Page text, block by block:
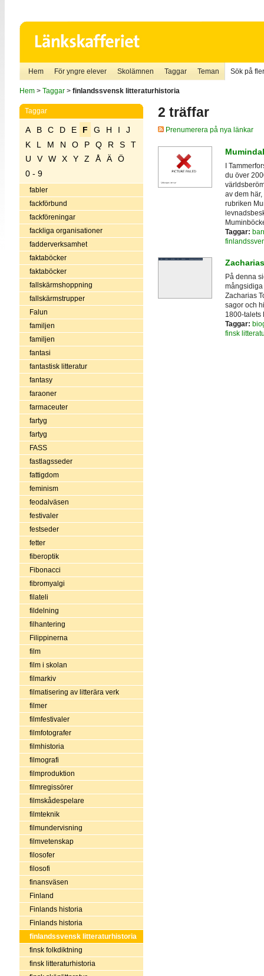
Hem För yngre elever Skolämnen Taggar Teman Sök på
Hem> Taggar> finlandssvensk litteraturhistoria
Taggar
A B C D E F G H I
J
K
L M N O P Q R S
T
U
V W X Y Z Å Ä
Ö
0 - 9
fabler
fackförbund
fackföreningar
fackliga organisationer
fadderverksamhet
faktaböcker
faktaböcker
fallskärmshoppning
fallskärmstrupper
Falun
familjen
familjen
fantasi
fantastisk litteratur
fantasy
faraoner
farmaceuter
fartyg
fartyg
FASS
fastlagsseder
fattigdom
feminism
feodalväsen
festivaler
festseder
fetter
fiberoptik
Fibonacci
fibromyalgi
filateli
fildelning
filhantering
Filippinerna
film
film i skolan
filmarkiv
filmatisering av litterära verk
filmer
filmfestivaler
filmfotografer
filmhistoria
filmografi
filmproduktion
filmregissörer
filmskådespelare
filmteknik
filmundervisning
filmvetenskap
filosofer
filosofi
finansväsen
Finland
Finlands historia
Finlands historia
finlandssvensk litteraturhistoria
finsk folkdiktning
finsk litteraturhistoria
2 träffar
Prenumerera på nya länkar
I
du över
av dem
rubriken
Taggar:
På denna
Zacharias
sagor och
1800-talets
Taggar:
finsk